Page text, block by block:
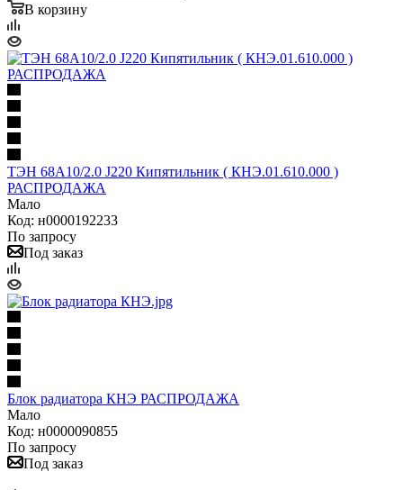
В корзину
ТЭН 68А10/2.0 J220 Кипятильник ( КНЭ.01.610.000 )
РАСПРОДАЖА
Мало
Код: н0000192233
По запросу
Под заказ
Блок радиатора КНЭ РАСПРОДАЖА
Мало
Код: н0000090855
По запросу
Под заказ